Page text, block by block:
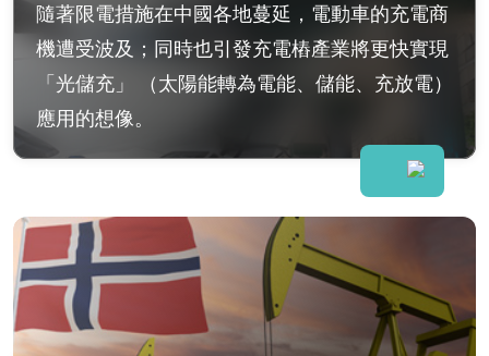
隨著限電措施在中國各地蔓延，電動車的充電商
機遭受波及；同時也引發充電樁產業將更快實現
「光儲充」 （太陽能轉為電能、儲能、充放電）
應用的想像。